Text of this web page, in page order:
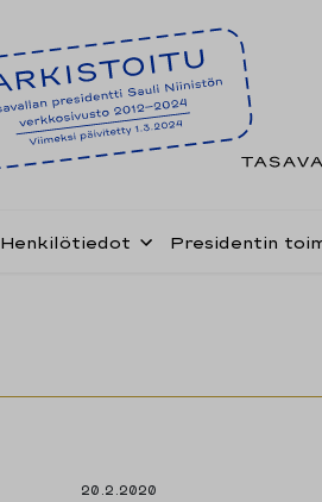
Henkilötiedot Presidentin
20.2.2020